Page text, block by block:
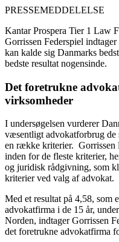
PRESSEMEDDELELSE
Kantar Prospera Tier 1 Law
Gorrissen Federspiel
kan kalde sig Danmarks
bedste resultat nogensinde.
Det foretrukne
virksomheder
I undersøgelsen vurderer
væsentligt advokatforbrug de
en række kriterier. Gorrissen
inden for de fleste kriterier,
og juridisk rådgivning, som
kriterier ved valg af advokat.
Med et resultat på 4,58, som
advokatfirma i de 15 år,
Norden, indtager Gorrissen
det foretrukne advokatfirma